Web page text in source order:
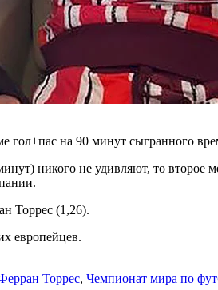
гол+пас на 90 минут сыгранного
никого не удивляют, то
Торрес (1,26).
европейцев.
Торрес, Чемпионат мира по